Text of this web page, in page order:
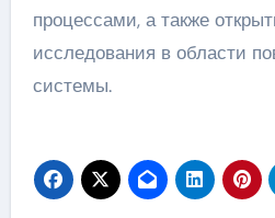
процессами, а также
исследования в области
системы.